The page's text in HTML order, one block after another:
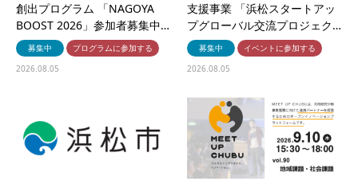
創出プログラム 「NAGOYA
BOOST 2026」参加者募集中…
募集中
プログラムに参加する
2026.08.05
支援事業 「浜松スタートアッ
プグローバル交流プロジェク…
募集中
イベントに参加する
2026.08.05